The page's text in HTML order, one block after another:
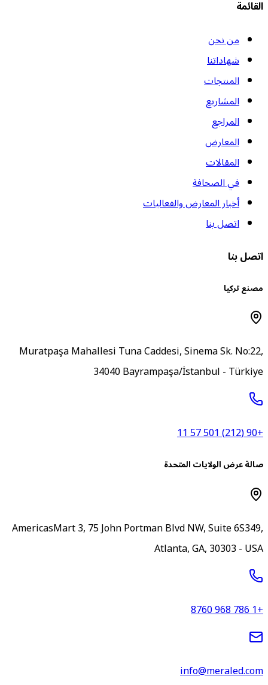
من نحن
شهاداتنا
المنتجات
المشاريع
المراجع
المعارض
المقالات
في الصحافة
أخبار المعارض والفعاليات
اتصل بنا
بنا
تركيا
Muratpaşa Mahallesi Tuna Caddesi, Sinema Sk.
34040 Bayrampaşa/İstanbul -
عرض الولايات المتحدة
AmericasMart 3, 75 John Portman Blvd NW, Suite
Atlanta, GA, 30303 -